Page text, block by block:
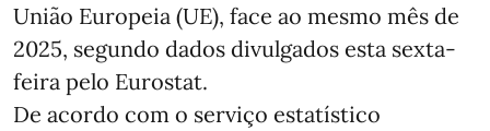
União Europeia (UE), face ao mesmo mês de
2025, segundo dados divulgados esta sexta-
feira pelo Eurostat.
De acordo com o serviço estatístico